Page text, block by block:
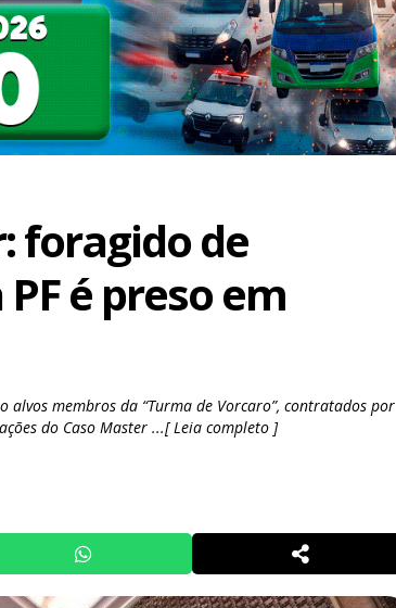
foragido de
é preso em
alvos membros da “Turma de Vorcaro”, contratados por
do Caso Master ...[ Leia completo ]